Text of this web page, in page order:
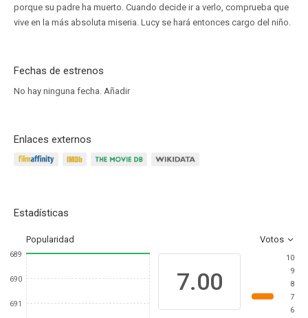
porque su padre ha muerto. Cuando decide ir a verlo, comprueba que
vive en la más absoluta miseria. Lucy se hará entonces cargo del niño.
Fechas de estrenos
No hay ninguna fecha. Añadir
Enlaces externos
Estadísticas
Popularidad Votos
689
690
691
7.00
10
9
8
7
6